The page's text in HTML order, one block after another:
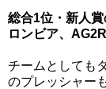
総合1位・新人
ロンビア、
チームとしても
のプレッシャー